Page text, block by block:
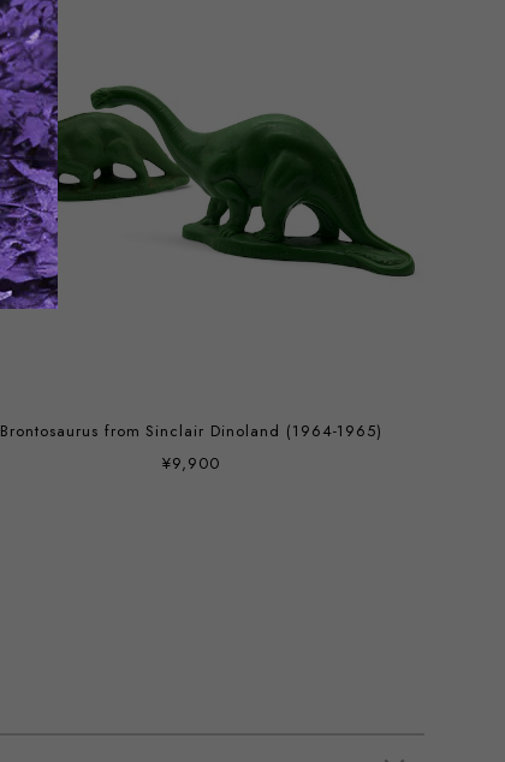
Brontosaurus from Sinclair Dinoland (1964-1965)
¥9,900